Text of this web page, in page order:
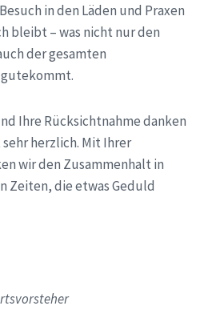
in den Läden und Praxen
bleibt – was nicht nur den
der gesamten
Ihre Rücksichtnahme danken
herzlich. Mit Ihrer
wir den Zusammenhalt in
Zeiten, die etwas Geduld